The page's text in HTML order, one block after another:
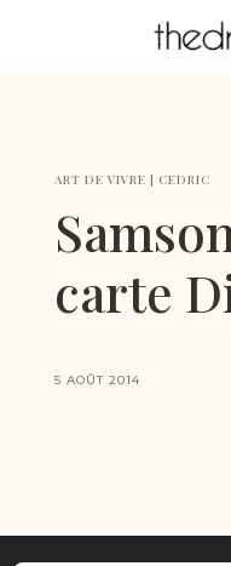
ART DE VIVRE | CEDRIC
carte
5 AOÛT 2014